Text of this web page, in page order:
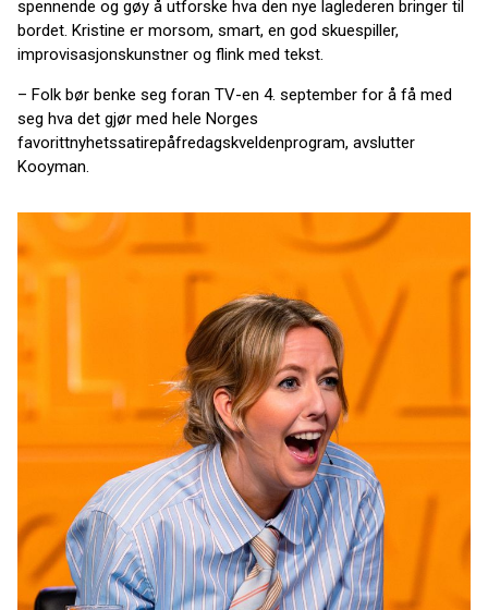
spennende og gøy å utforske hva den nye laglederen bringer til
bordet. Kristine er morsom, smart, en god skuespiller,
improvisasjonskunstner og flink med tekst.
– Folk bør benke seg foran TV-en 4. september for å få med
seg hva det gjør med hele Norges
favorittnyhetssatirepåfredagskveldenprogram, avslutter
Kooyman.